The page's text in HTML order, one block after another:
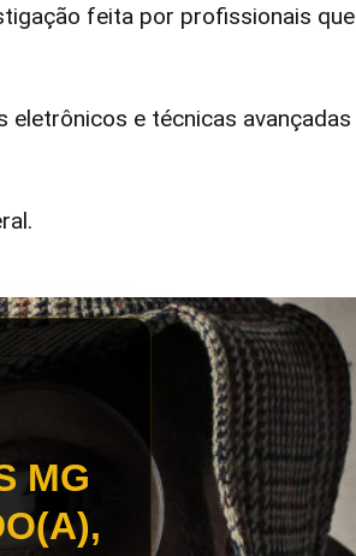
feita por profissionais que
e técnicas avançadas
MG